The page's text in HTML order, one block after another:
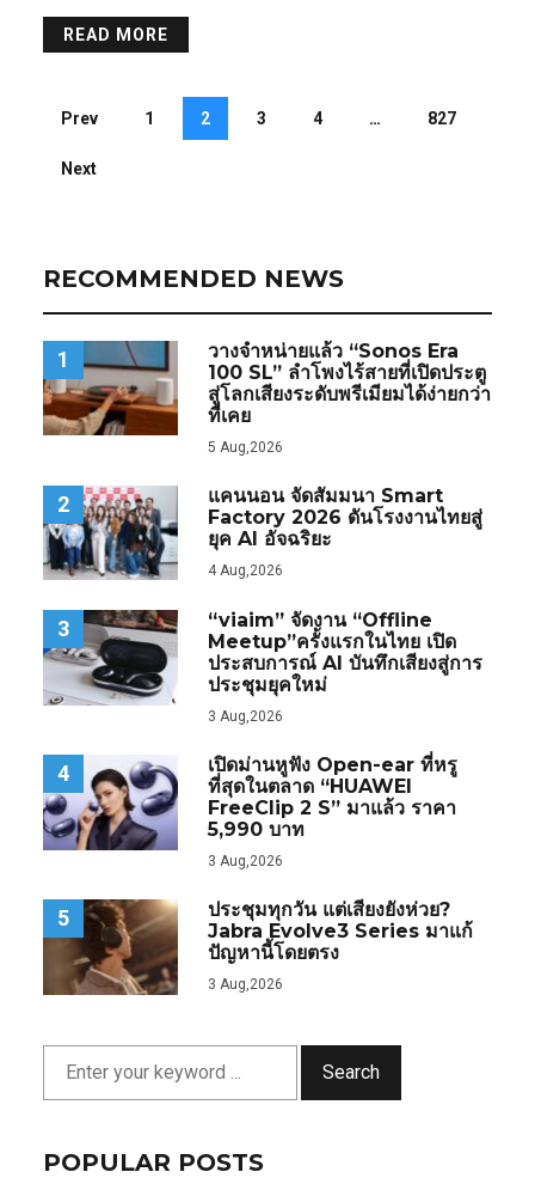
READ MORE
Prev 1 2 3 4 … 827
Next
RECOMMENDED NEWS
1
วางจำหน่ายแล้ว “Sonos Era
100 SL” ลำโพงไร้สายที่เปิดประตู
สู่โลกเสียงระดับพรีเมียมได้ง่ายกว่า
ที่เคย
5 Aug,2026
2
แคนนอน จัดสัมมนา Smart
Factory 2026 ดันโรงงานไทยสู่
ยุค AI อัจฉริยะ
4 Aug,2026
3
“viaim” จัดงาน “Offline
Meetup”ครั้งแรกในไทย เปิด
ประสบการณ์ AI บันทึกเสียงสู่การ
ประชุมยุคใหม่
3 Aug,2026
4
เปิดม่านหูฟัง Open-ear ที่หรู
ที่สุดในตลาด “HUAWEI
FreeClip 2 S” มาแล้ว ราคา
5,990 บาท
3 Aug,2026
5
ประชุมทุกวัน แต่เสียงยังห่วย?
Jabra Evolve3 Series มาแก้
ปัญหานี้โดยตรง
3 Aug,2026
Search
POPULAR POSTS